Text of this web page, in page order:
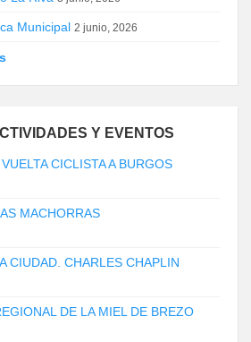
Municipal 2 junio, 2026
Y EVENTOS
CICLISTA A BURGOS
MACHORRAS
CIUDAD. CHARLES CHAPLIN
DE LA MIEL DE BREZO